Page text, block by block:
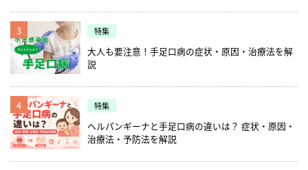
3 特集
大人も要注意！手足口病の症状・原因・治療法を解
説
4 特集
ヘルパンギーナと手足口病の違いは？ 症状・原因・
治療法・予防法を解説